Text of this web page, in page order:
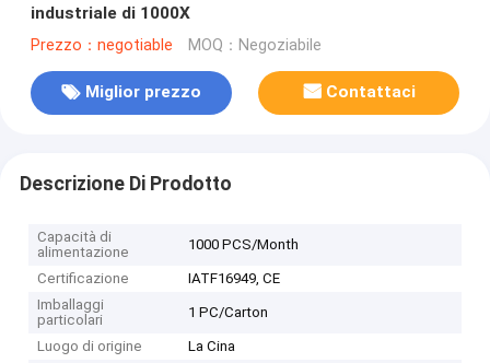
industriale di 1000X
Prezzo：negotiable MOQ：Negoziabile
Miglior prezzo Contattaci
Descrizione Di Prodotto
Capacità di
alimentazione
1000 PCS/Month
Certificazione
IATF16949, CE
Imballaggi
particolari
1 PC/Carton
Luogo di origine
La Cina